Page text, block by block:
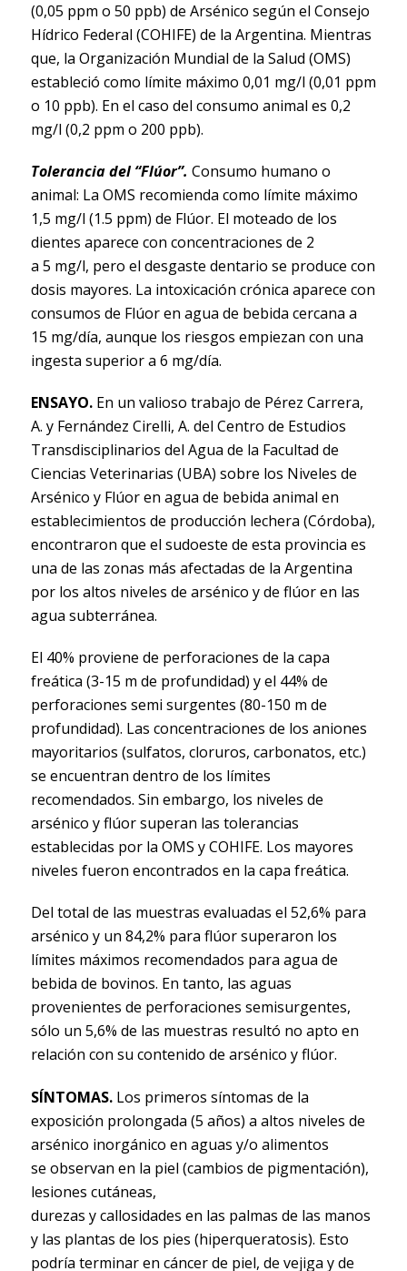
(0,05 ppm o 50 ppb) de Arsénico según el Consejo
Hídrico Federal (COHIFE) de la Argentina. Mientras
que, la Organización Mundial de la Salud (OMS)
estableció como límite máximo 0,01 mg/l (0,01 ppm
o 10 ppb). En el caso del consumo animal es 0,2
mg/l (0,2 ppm o 200 ppb).
Tolerancia del “Flúor”. Consumo humano o
animal: La OMS recomienda como límite máximo
1,5 mg/l (1.5 ppm) de Flúor. El moteado de los
dientes aparece con concentraciones de 2
a 5 mg/l, pero el desgaste dentario se produce con
dosis mayores. La intoxicación crónica aparece con
consumos de Flúor en agua de bebida cercana a
15 mg/día, aunque los riesgos empiezan con una
ingesta superior a 6 mg/día.
ENSAYO.En un valioso trabajo de Pérez Carrera,
A. y Fernández Cirelli, A. del Centro de Estudios
Transdisciplinarios del Agua de la Facultad de
Ciencias Veterinarias (UBA) sobre los Niveles de
Arsénico y Flúor en agua de bebida animal en
establecimientos de producción lechera (Córdoba),
encontraron que el sudoeste de esta provincia es
una de las zonas más afectadas de la Argentina
por los altos niveles de arsénico y de flúor en las
agua subterránea.
El 40% proviene de perforaciones de la capa
freática (3-15 m de profundidad) y el 44% de
perforaciones semi surgentes (80-150 m de
profundidad). Las concentraciones de los aniones
mayoritarios (sulfatos, cloruros, carbonatos, etc.)
se encuentran dentro de los límites
recomendados. Sin embargo, los niveles de
arsénico y flúor superan las tolerancias
establecidas por la OMS y COHIFE. Los mayores
niveles fueron encontrados en la capa freática.
Del total de las muestras evaluadas el 52,6% para
arsénico y un 84,2% para flúor superaron los
límites máximos recomendados para agua de
bebida de bovinos. En tanto, las aguas
provenientes de perforaciones semisurgentes,
sólo un 5,6% de las muestras resultó no apto en
relación con su contenido de arsénico y flúor.
SÍNTOMAS. Los primeros síntomas de la
exposición prolongada (5 años) a altos niveles de
arsénico inorgánico en aguas y/o alimentos
se observan en la piel (cambios de pigmentación),
lesiones cutáneas,
durezas y callosidades en las palmas de las manos
y las plantas de los pies (hiperqueratosis). Esto
podría terminar en cáncer de piel, de vejiga y de